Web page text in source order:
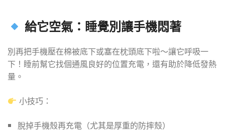
給它空氣：睡覺別讓手機悶著
別再把手機壓在棉被底下或塞在枕頭底下啦～讓它呼吸一
下！睡前幫它找個通風良好的位置充電，還有助於降低發熱
量。
小技巧：
脫掉手機殼再充電（尤其是厚重的防摔殼）